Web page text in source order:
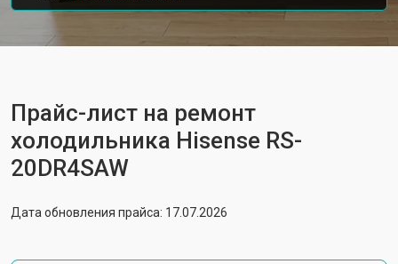
Прайс-лист на ремонт
холодильника Hisense RS-
20DR4SAW
Дата обновления прайса: 17.07.2026